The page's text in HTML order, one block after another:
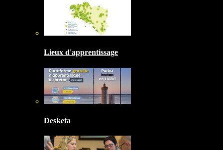
Lieux d'apprentissage
Desketa